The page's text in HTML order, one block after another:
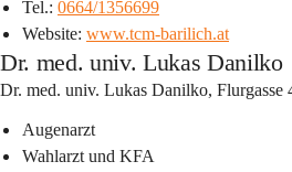
Tel.: 0664/1356699
Website: www.tcm-barilich.at
Dr. med. univ. Lukas Danilko
Dr. med. univ. Lukas Danilko, Flurgasse
Augenarzt
Wahlarzt und KFA